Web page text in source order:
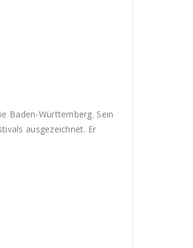
Baden-Württemberg. Sein
ausgezeichnet. Er